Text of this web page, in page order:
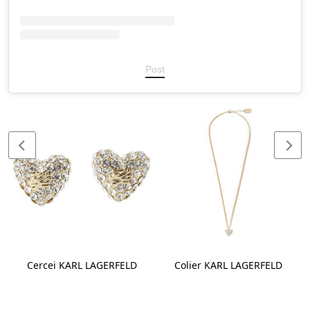
Post
Cercei KARL LAGERFELD Colier KARL LAGERFELD